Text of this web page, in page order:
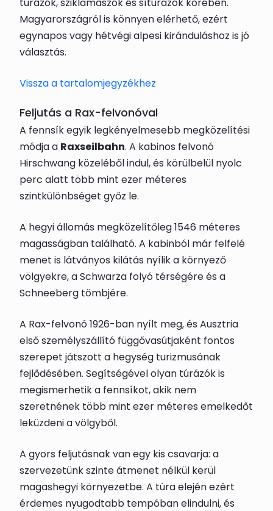
Magyarországról is könnyen elérhető, ezért
egynapos vagy hétvégi alpesi kiránduláshoz is jó
választás.
Vissza a tartalomjegyzékhez
Feljutás a Rax-felvonóval
A fennsík egyik legkényelmesebb megközelítési
módja a Raxseilbahn. A kabinos felvonó
Hirschwang közeléből indul, és körülbelül nyolc
perc alatt több mint ezer méteres
szintkülönbséget győz le.
A hegyi állomás megközelítőleg 1546 méteres
magasságban található. A kabinból már felfelé
menet is látványos kilátás nyílik a környező
völgyekre, a Schwarza folyó térségére és a
Schneeberg tömbjére.
A Rax-felvonó 1926-ban nyílt meg, és Ausztria
első személyszállító függővasútjaként fontos
szerepet játszott a hegység turizmusának
fejlődésében. Segítségével olyan túrázók is
megismerhetik a fennsíkot, akik nem
szeretnének több mint ezer méteres emelkedőt
leküzdeni a völgyből.
A gyors feljutásnak van egy kis csavarja: a
szervezetünk szinte átmenet nélkül kerül
magashegyi környezetbe. A túra elején ezért
érdemes nyugodtabb tempóban elindulni, és